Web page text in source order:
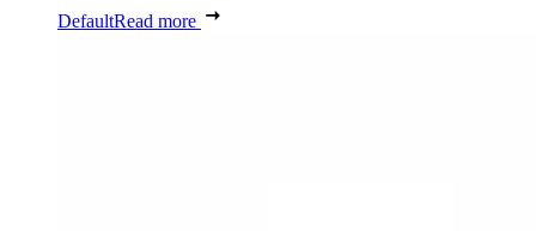
DefaultRead more